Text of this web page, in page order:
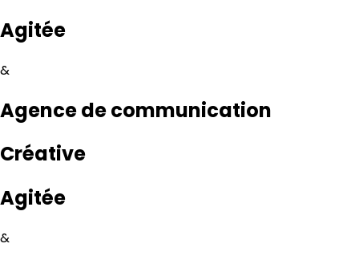
Agitée
&
Agence de communication
Créative
Agitée
&